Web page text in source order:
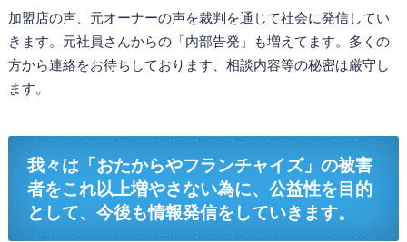
加盟店の声、元オーナーの声を裁判を通じて社会に発信してい
きます。元社員さんからの「内部告発」も増えてます。多くの
方から連絡をお待ちしております、相談内容等の秘密は厳守し
ます。
我々は「おたからやフランチャイズ」の被害
者をこれ以上増やさない為に、公益性を目的
として、今後も情報発信をしていきます。